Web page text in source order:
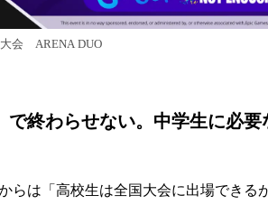
会 ARENA DUO
で終わらせない。中学生に必
らは「高校生は全国大会に出場できる